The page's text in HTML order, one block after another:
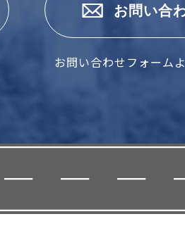
お問い合
お問い合わせフォーム